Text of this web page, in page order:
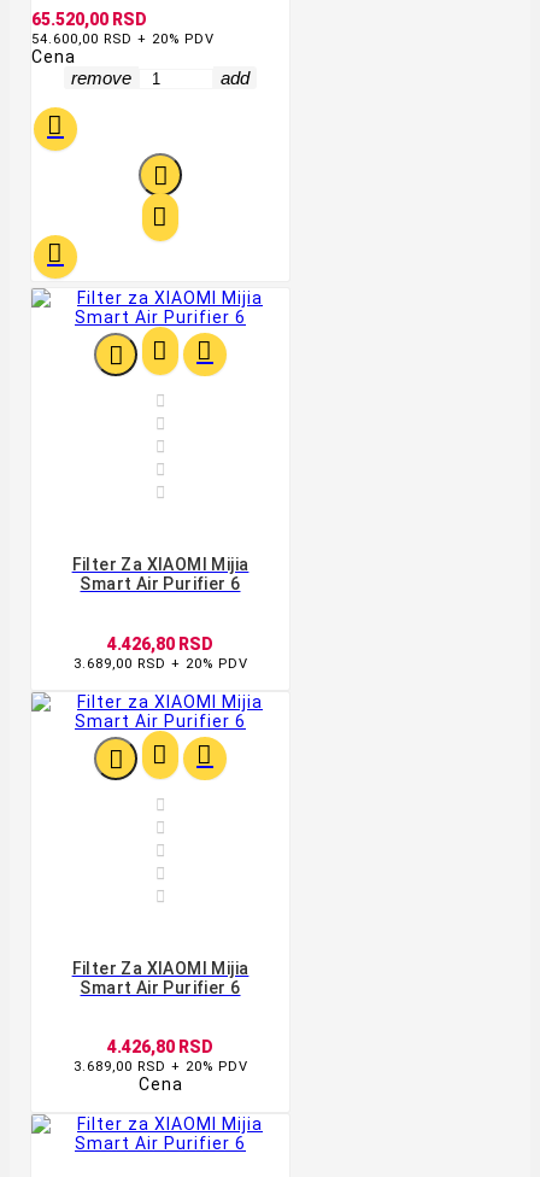
65.520,00 RSD
54.600,00 RSD + 20% PDV
Cena
remove add




  





Filter Za XIAOMI Mijia
Smart Air Purifier 6
4.426,80 RSD
3.689,00 RSD + 20% PDV
  





Filter Za XIAOMI Mijia
Smart Air Purifier 6
4.426,80 RSD
3.689,00 RSD + 20% PDV
Cena